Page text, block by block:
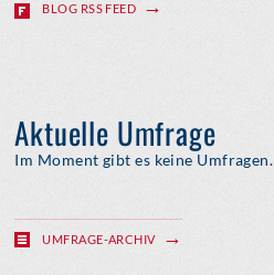
BLOG RSS FEED
Aktuelle Umfrage
Im Moment gibt es keine Umfragen.
UMFRAGE-ARCHIV